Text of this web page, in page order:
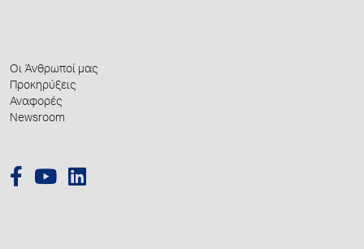
Οι Άνθρωποί μας
Προκηρύξεις
Αναφορές
Newsroom